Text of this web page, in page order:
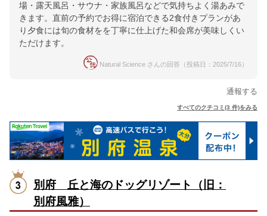
場・露天風呂・サウナ・家族風呂などで気持ちよく湯あみで
きます。直前の予約でお得に宿泊できる2食付きプランがあ
り夕食には旬の食材をを丁寧に仕上げた和会席が美味しくい
ただけます。
Natural Science さんの回答（投稿日：2025/7/16）
通報する
すべてのクチコミ(3 件)をみる
別府 丘と海のドッグリゾート（旧：
別府風雅）